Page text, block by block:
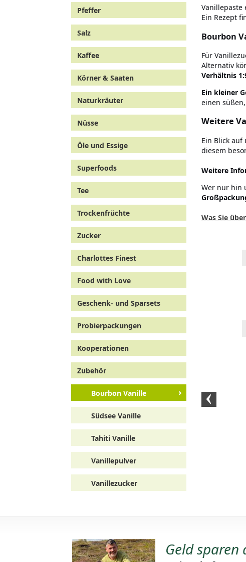
Pfeffer
Salz
Kaffee
Körner & Saaten
Naturkräuter
Nüsse
Öle und Essige
Superfoods
Tee
Trockenfrüchte
Zucker
Charlottes Finest
Food with Love
Geschenk- und Sparsets
Probierpackungen
Kooperationen
Zubehör
Bourbon Vanille
Südsee Vanille
Tahiti Vanille
Vanillepulver
Vanillezucker
Vanillepaste
Ein Rezept
Bourbon
Für
Alternativ
Verhältnis
Ein kleiner
einen
Weitere
Ein Blick auf
diesem
Weitere
Wer nur hin
Was Sie
Erdbeerkuchen -
Rezept
Verwendung und
Geld